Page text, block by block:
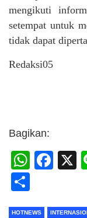
mengikuti
setempat untuk
tidak dapat
Redaksi05
Bagikan:
HOTNEWS